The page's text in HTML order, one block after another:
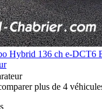
Hybrid 136 ch e-DCT6
plus de 4